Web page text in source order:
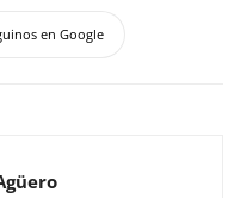
en Google